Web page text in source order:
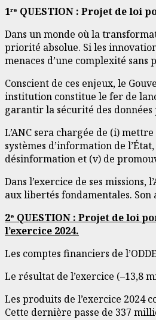
1ʳᵉ QUESTION : Projet de
Dans un monde où la
priorité absolue. Si les
menaces d’une complexité sans
Conscient de ces enjeux, le
institution constitue le fer de
garantir la sécurité des
L’ANC sera chargée de (i)
systèmes d’information de
désinformation et (v) de
Dans l’exercice de ses
aux libertés fondamentales.
2ᵉ QUESTION : Projet de loi
l’exercice 2024.
Les comptes financiers de
Le résultat de l’exercice (–13,8
Les produits de l’exercice 2024
Cette dernière passe de 337